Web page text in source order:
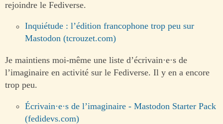
rejoindre le Fediverse.
Inquiétude : l’édition francophone trop peu sur
Mastodon (tcrouzet.com)
Je maintiens moi-même une liste d’écrivain·e·s de
l’imaginaire en activité sur le Fediverse. Il y en a encore
trop peu.
Écrivain·e·s de l’imaginaire - Mastodon Starter Pack
(fedidevs.com)